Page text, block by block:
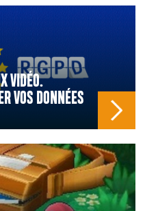
VIDÉO.
VOS DONNÉES